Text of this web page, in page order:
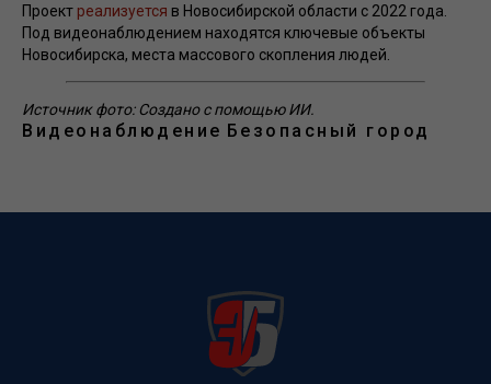
Проект реализуется в Новосибирской области с 2022 года.
Под видеонаблюдением находятся ключевые объекты
Новосибирска, места массового скопления людей.
Источник фото: Создано с помощью ИИ.
Видеонаблюдение Безопасный город